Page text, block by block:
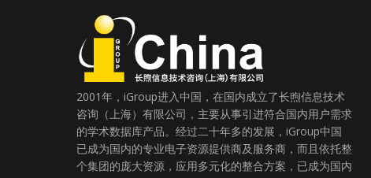
2001年，iGroup进入中国，在国内成立了长煦信息技术
咨询（上海）有限公司，主要从事引进符合国内用户需求
的学术数据库产品。经过二十年多的发展，iGroup中国
已成为国内的专业电子资源提供商及服务商，而且依托整
个集团的庞大资源，应用多元化的整合方案，已成为国内